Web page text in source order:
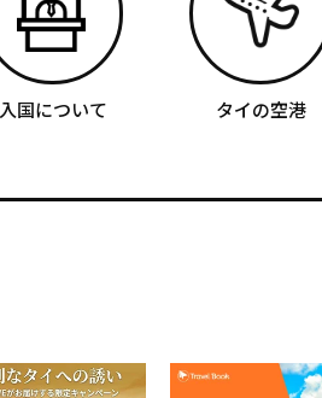
入国について タイの空港